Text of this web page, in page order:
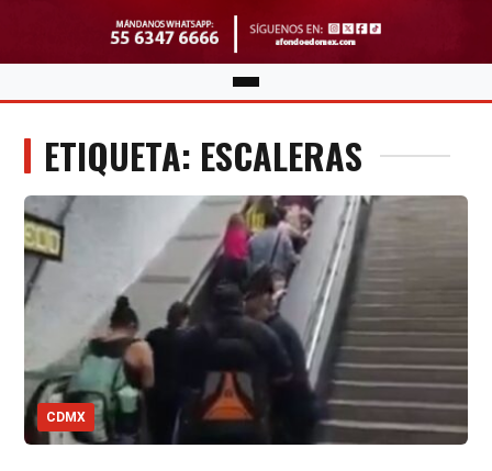
ETIQUETA: ESCALERAS
CDMX